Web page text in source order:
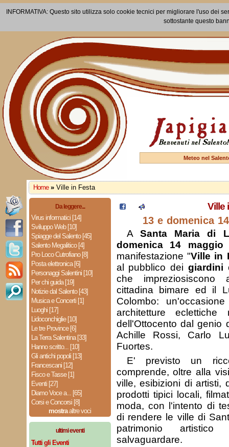
INFORMATIVA: Questo sito utilizza solo cookie tecnici per migliorare l'uso dei
sottostante questo
Meteo nel
Home » Ville in Festa
Da leggere...
Virus informatici [14]
Sviluppo Web [10]
Spiagge del Salento [45]
Salento Megalitico [4]
Pro Loco Cutrofiano [8]
Posta elettronica [6]
Personaggi Salentini [10]
Per chi guida [19]
Notizie dal Salento [43]
Musica e Concerti [1]
Luoghi [17]
Lidoconchiglie [10]
Le tre Province [6]
La Terra Salentina [33]
Hanno scritto... [10]
Gli antichi popoli [13]
Francescani [12]
Fisco e Tasse [1]
Eventi [27]
Diamo Voce a... [65]
Corsi e Concorsi [8]
mostraaltre voci
ultimi eventi
Tutti gli Eventi
Ville
13 e domenica
A Santa Maria di
domenica 14 maggio
manifestazione "Ville in
al pubblico deigiardini
che impreziosiscono
cittadina bimare ed il
Colombo:
architetture
dell'Ottocento dal genio
Achille Rossi, Carlo
Fuortes.
E' previsto un
comprende, oltre alla
ville, esibizioni di artisti,
prodotti tipici locali,
moda, con l'intento di
di rendere le ville di
patrimonio
salvaguardare.